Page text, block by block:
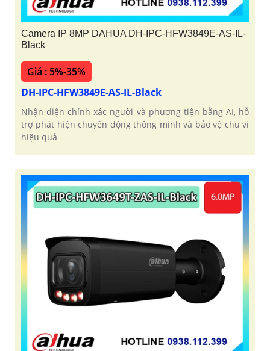
Camera IP 8MP DAHUA DH-IPC-HFW3849E-AS-IL-
Black
Giá : 5%-35%
DH-IPC-HFW3849E-AS-IL-Black
Nhận diện chính xác người và phương tiện bằng AI, hỗ
trợ phát hiện chuyển động thông minh và bảo vệ chu vi
hiệu quả